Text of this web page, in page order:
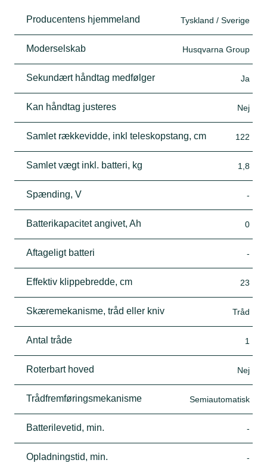
Producentens hjemmeland Tyskland / Sverige
Moderselskab Husqvarna Group
Sekundært håndtag medfølger Ja
Kan håndtag justeres Nej
Samlet rækkevidde, inkl teleskopstang, cm 122
Samlet vægt inkl. batteri, kg 1,8
Spænding, V -
Batterikapacitet angivet, Ah 0
Aftageligt batteri -
Effektiv klippebredde, cm 23
Skæremekanisme, tråd eller kniv Tråd
Antal tråde 1
Roterbart hoved Nej
Trådfremføringsmekanisme Semiautomatisk
Batterilevetid, min. -
Opladningstid, min. -